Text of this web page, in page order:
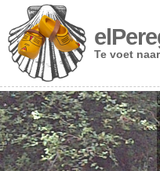
Te voet